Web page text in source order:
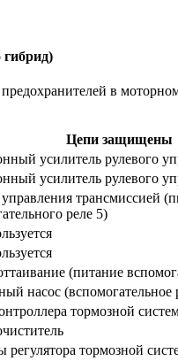
Цепи защищены
усилитель рулевого
усилитель рулевого
трансмиссией
реле 5)
(питание
насос (вспомогательное
тормозной
регулятора тормозной